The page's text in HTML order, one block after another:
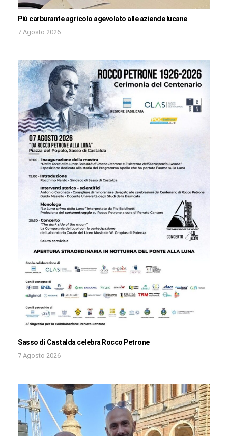
Più carburante agricolo agevolato alle aziende lucane
7 Agosto 2026
Sasso di Castalda celebra Rocco Petrone
7 Agosto 2026